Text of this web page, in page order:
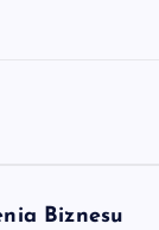
Biznesu